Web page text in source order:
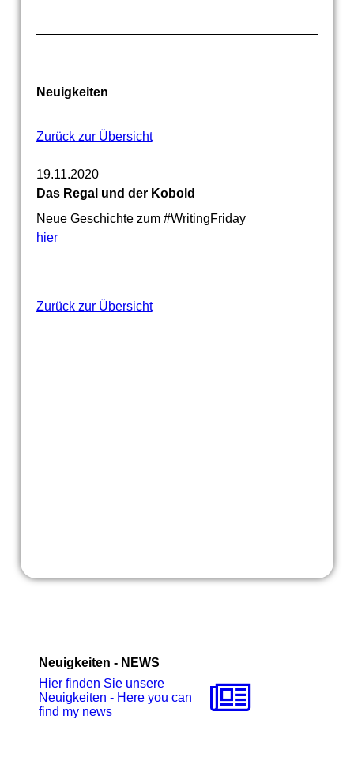
Neuigkeiten
Zurück zur Übersicht
19.11.2020
Das Regal und der Kobold
Neue Geschichte zum #WritingFriday
hier
Zurück zur Übersicht
Neuigkeiten - NEWS
Hier finden Sie unsere
Neuigkeiten - Here you can
find my news